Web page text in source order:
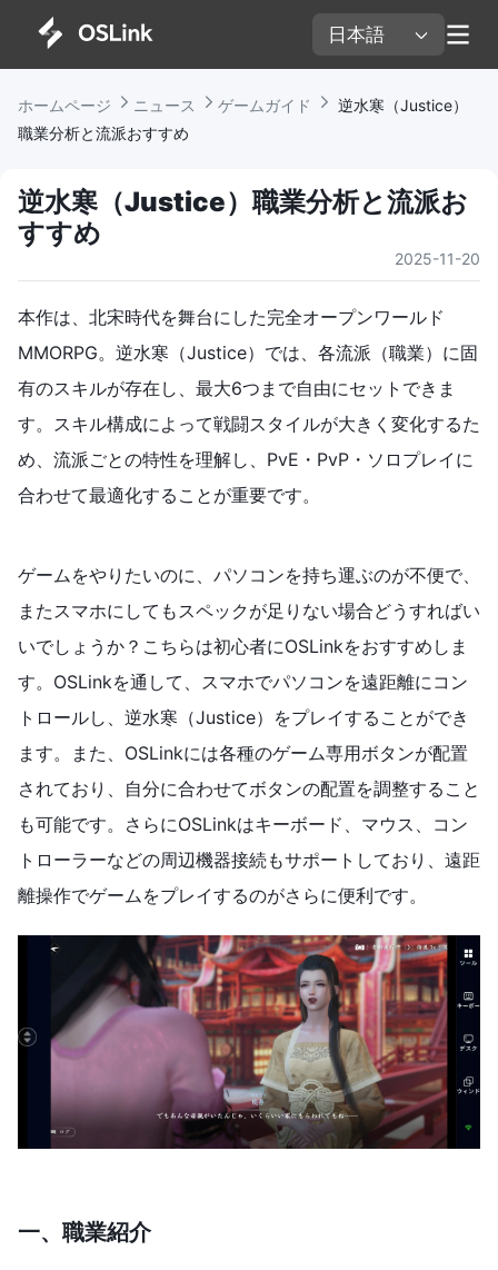
日本語
ホームページ ニュース ゲームガイド
逆水寒（Justice）
職業分析と流派おすすめ
逆水寒（Justice）職業分析と流派お
すすめ
2025-11-20
本作は、北宋時代を舞台にした完全オープンワールド
MMORPG。逆水寒（Justice）では、各流派（職業）に固
有のスキルが存在し、最大6つまで自由にセットできま
す。スキル構成によって戦闘スタイルが大きく変化するた
め、流派ごとの特性を理解し、PvE・PvP・ソロプレイに
合わせて最適化することが重要です。
ゲームをやりたいのに、パソコンを持ち運ぶのが不便で、
またスマホにしてもスペックが足りない場合どうすればい
いでしょうか？こちらは初心者にOSLinkをおすすめしま
す。OSLinkを通して、スマホでパソコンを遠距離にコン
トロールし、逆水寒（Justice）をプレイすることができ
ます。また、OSLinkには各種のゲーム専用ボタンが配置
されており、自分に合わせてボタンの配置を調整すること
も可能です。さらにOSLinkはキーボード、マウス、コン
トローラーなどの周辺機器接続もサポートしており、遠距
離操作でゲームをプレイするのがさらに便利です。
一、 職業紹介